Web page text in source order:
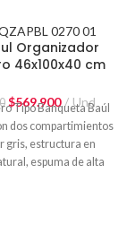
Organizador
46x100x40 cm
$569.900 Und
Tipo Banqueta Baúl
dos compartimientos
gris, estructura en
espuma de alta